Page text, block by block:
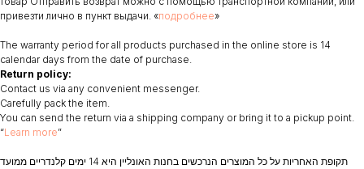
привезти лично в пункт выдачи. «подробнее»
The warranty period for all products purchased in the online store is 14
calendar days from the date of purchase.
Return policy:
Contact us via any convenient messenger.
Carefully pack the item.
You can send the return via a shipping company or bring it to a pickup point.
“Learn more”
תקופת האחריות על כל המוצרים הנרכשים בחנות האונליין היא 14 ימים קלנדריים ממועד